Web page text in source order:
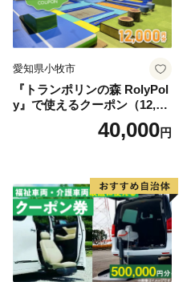
愛知県小牧市
『トランポリンの森 RolyPol
y』で使えるクーポン（12,00
40,000円